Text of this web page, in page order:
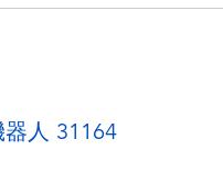
人 31164